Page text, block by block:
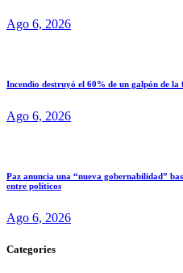
Ago 6, 2026
Incendio destruyó el 60% de un galpón de
Ago 6, 2026
Paz anuncia una “nueva gobernabilidad”
entre políticos
Ago 6, 2026
Categories